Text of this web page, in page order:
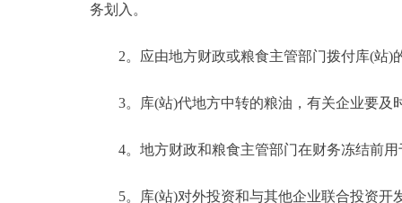
务划入。
2。应由地方财政或粮食主管部门拨付库(站)
3。库(站)代地方中转的粮油，有关企业要及
4。地方财政和粮食主管部门在财务冻结前用
5。库(站)对外投资和与其他企业联合投资开